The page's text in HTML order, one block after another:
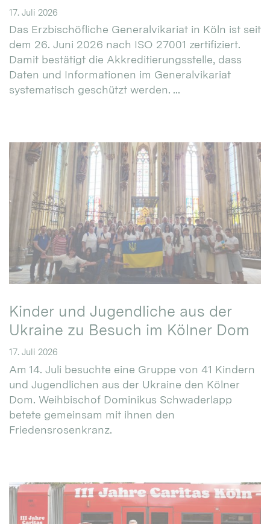
17. Juli 2026
Das Erzbischöfliche Generalvikariat in Köln ist seit
dem 26. Juni 2026 nach ISO 27001 zertifiziert.
Damit bestätigt die Akkreditierungsstelle, dass
Daten und Informationen im Generalvikariat
systematisch geschützt werden. ...
Kinder und Jugendliche aus der
Ukraine zu Besuch im Kölner Dom
17. Juli 2026
Am 14. Juli besuchte eine Gruppe von 41 Kindern
und Jugendlichen aus der Ukraine den Kölner
Dom. Weihbischof Dominikus Schwaderlapp
betete gemeinsam mit ihnen den
Friedensrosenkranz.